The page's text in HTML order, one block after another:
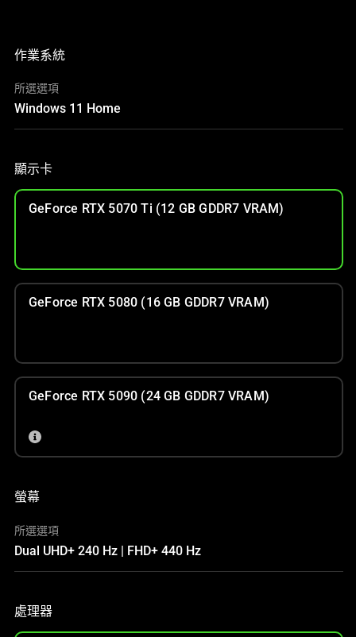
作業系統
所選選項
Windows 11 Home
顯示卡
GeForce RTX 5070 Ti (12 GB GDDR7 VRAM)
GeForce RTX 5080 (16 GB GDDR7 VRAM)
GeForce RTX 5090 (24 GB GDDR7 VRAM)
螢幕
所選選項
Dual UHD+ 240 Hz | FHD+ 440 Hz
處理器